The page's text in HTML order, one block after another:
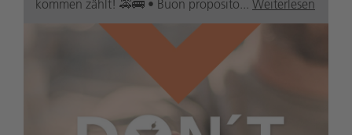
kommen zählt! 🚕🚌 • Buon proposito... Weiterlesen